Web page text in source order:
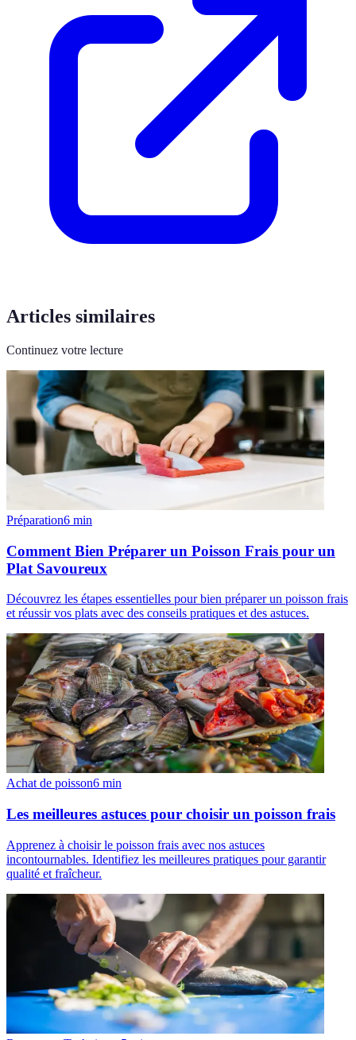
Articles similaires
Continuez votre lecture
Préparation6 min
Comment Bien Préparer un Poisson Frais pour un
Plat Savoureux
Découvrez les étapes essentielles pour bien préparer un poisson frais
et réussir vos plats avec des conseils pratiques et des astuces.
Achat de poisson6 min
Les meilleures astuces pour choisir un poisson frais
Apprenez à choisir le poisson frais avec nos astuces
incontournables. Identifiez les meilleures pratiques pour garantir
qualité et fraîcheur.